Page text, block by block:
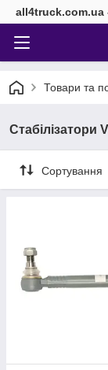
all4truck.com.ua
Товари та
Стабілізатори
Сортування